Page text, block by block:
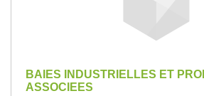
BAIES INDUSTRIELLES ET
ASSOCIEES